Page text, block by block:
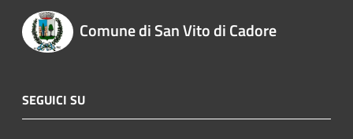
Comune di San Vito di Cadore
SEGUICI SU